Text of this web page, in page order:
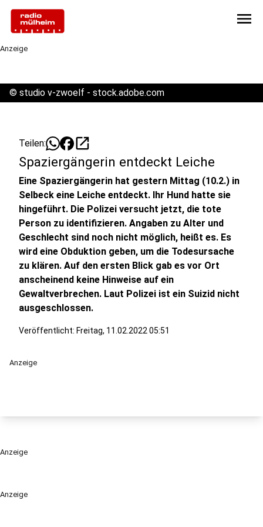
menu
Anzeige
Anzeige
© studio v-zwoelf - stock.adobe.com
Teilen: open_in_new
Spaziergängerin entdeckt Leiche
Eine Spaziergängerin hat gestern Mittag (10.2.) in
Selbeck eine Leiche entdeckt. Ihr Hund hatte sie
hingeführt. Die Polizei versucht jetzt, die tote
Person zu identifizieren. Angaben zu Alter und
Geschlecht sind noch nicht möglich, heißt es. Es
wird eine Obduktion geben, um die Todesursache
zu klären. Auf den ersten Blick gab es vor Ort
anscheinend keine Hinweise auf ein
Gewaltverbrechen. Laut Polizei ist ein Suizid nicht
ausgeschlossen.
Veröffentlicht: Freitag, 11.02.2022 05:51
Anzeige
Anzeige